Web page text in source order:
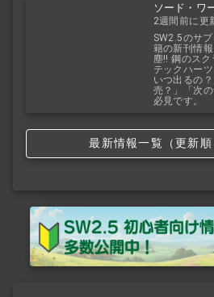
ソード・ワ
2週間前に更
SW2.5のサ
籍の新刊情
塵!! 鋼のス
テックハー
いつ出るの
売？」「次
必見です。
最新情報一覧（更新順